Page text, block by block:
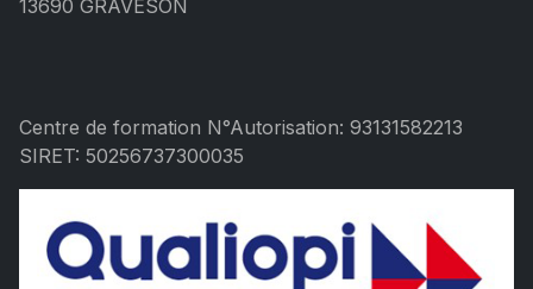
13690 GRAVESON
Centre de formation N°Autorisation: 93131582213
SIRET: 50256737300035